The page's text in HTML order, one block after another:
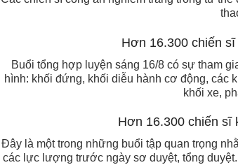
Buổi tổng hợp luyện sáng 16/8 có sự tham
hình: khối đứng, khối diễu hành cơ động, các
khối xe,
Đây là một trong những buổi tập quan trọng
các lực lượng trước ngày sơ duyệt, tổng